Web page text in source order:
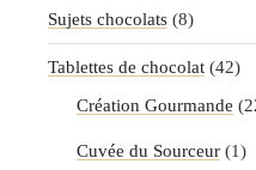
Sujets chocolats (8)
Tablettes de chocolat (42)
Création Gourmande
Cuvée du Sourceur (1)